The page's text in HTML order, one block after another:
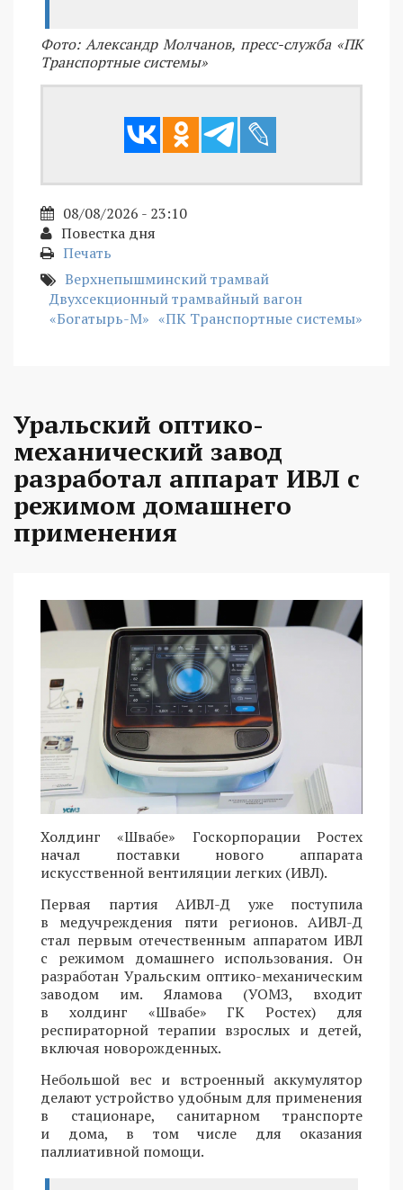
Фото: Александр Молчанов, пресс-служба «ПК
Транспортные системы»
08/08/2026 - 23:10
Повестка дня
Печать
Верхнепышминский трамвай
Двухсекционный трамвайный вагон
«Богатырь-М» «ПК Транспортные системы»
Уральский оптико-
механический завод
разработал аппарат ИВЛ с
режимом домашнего
применения
Холдинг «Швабе» Госкорпорации Ростех
начал поставки нового аппарата
искусственной вентиляции легких (ИВЛ).
Первая партия АИВЛ-Д уже поступила
в медучреждения пяти регионов. АИВЛ-Д
стал первым отечественным аппаратом ИВЛ
с режимом домашнего использования. Он
разработан Уральским оптико-механическим
заводом им. Яламова (УОМЗ, входит
в холдинг «Швабе» ГК Ростех) для
респираторной терапии взрослых и детей,
включая новорожденных.
Небольшой вес и встроенный аккумулятор
делают устройство удобным для применения
в стационаре, санитарном транспорте
и дома, в том числе для оказания
паллиативной помощи.